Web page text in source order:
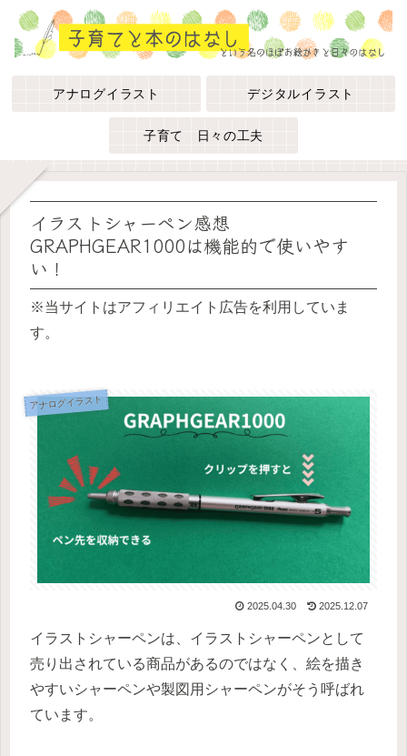
アナログイラスト デジタルイラスト
子育て 日々の工夫
イラストシャーペン感想
GRAPHGEAR1000は機能的で使いやす
い！
※当サイトはアフィリエイト広告を利用していま
す。
アナログイラスト
2025.04.30 2025.12.07
イラストシャーペンは、イラストシャーペンとして
売り出されている商品があるのではなく、絵を描き
やすいシャーペンや製図用シャーペンがそう呼ばれ
ています。